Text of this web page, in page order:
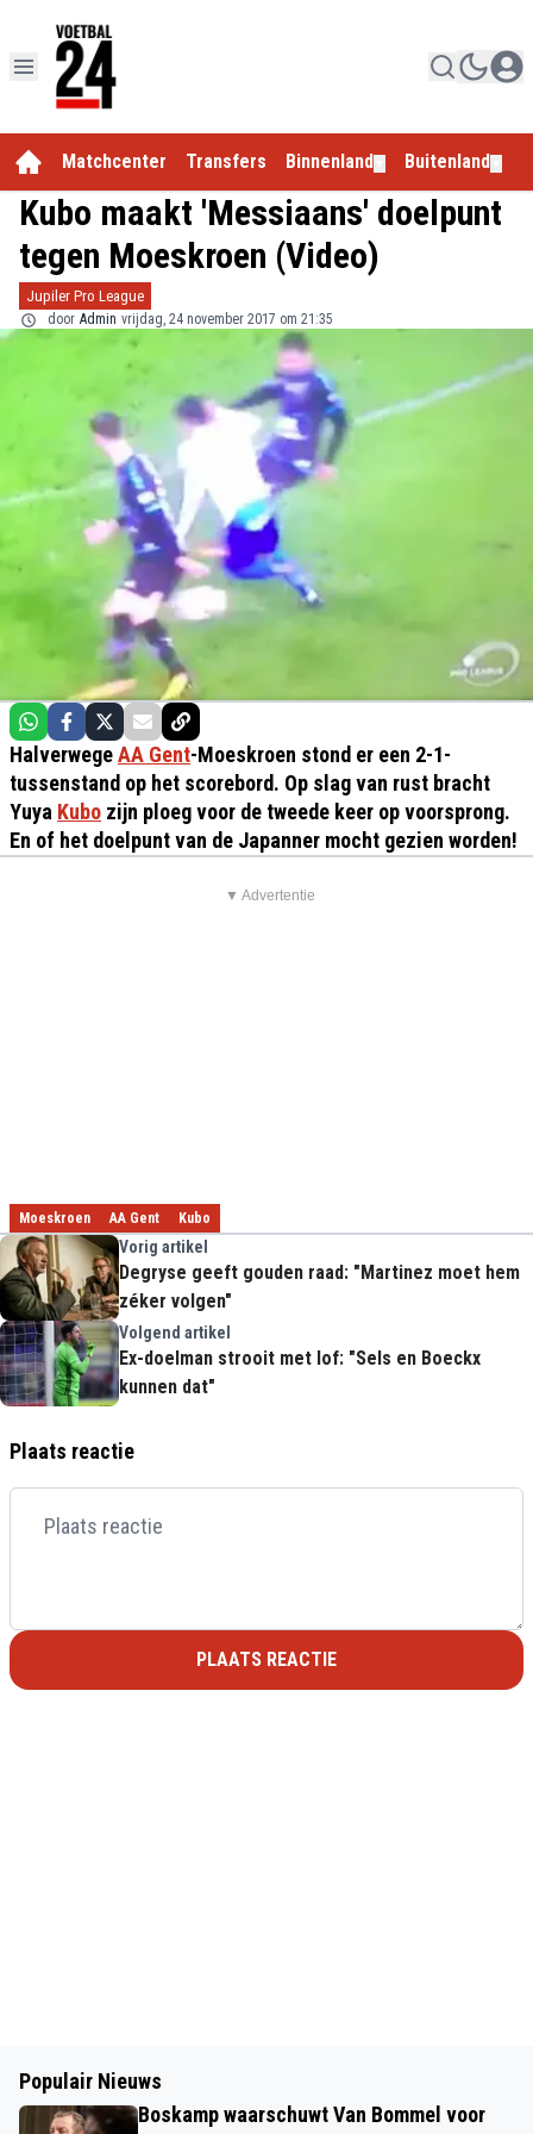
Matchcenter Transfers Binnenland Buitenland
Kubo maakt 'Messiaans' doelpunt
tegen Moeskroen (Video)
Jupiler Pro League
door Admin vrijdag, 24 november 2017 om 21:35
HalverwegeAA Gent-Moeskroen stond er een 2-1-
tussenstand op het scorebord. Op slag van rust bracht
Yuya Kubo zijn ploeg voor de tweede keer op voorsprong.
En of het doelpunt van de Japanner mocht gezien worden!
▼ Advertentie
Moeskroen AA Gent Kubo
Vorig artikel
Degryse geeft gouden raad: "Martinez moet hem
zéker volgen"
Volgend artikel
Ex-doelman strooit met lof: "Sels en Boeckx
kunnen dat"
Plaats reactie
PLAATS REACTIE
Populair Nieuws
Boskamp waarschuwt Van Bommel voor